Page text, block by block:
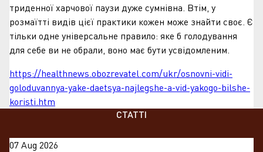
триденної харчової паузи дуже сумнівна. Втім, у
розмаїтті видів цієї практики кожен може знайти своє. Є
тільки одне універсальне правило: яке б голодування
для себе ви не обрали, воно має бути усвідомленим.
https://healthnews.obozrevatel.com/ukr/osnovni-vidi-
goloduvannya-yake-daetsya-najlegshe-a-vid-yakogo-bilshe-
koristi.htm
СТАТТІ
07 Aug 2026